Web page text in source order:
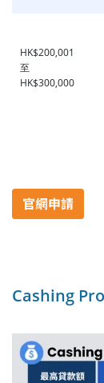
HK$200,001
至
HK$300,000
Cashing